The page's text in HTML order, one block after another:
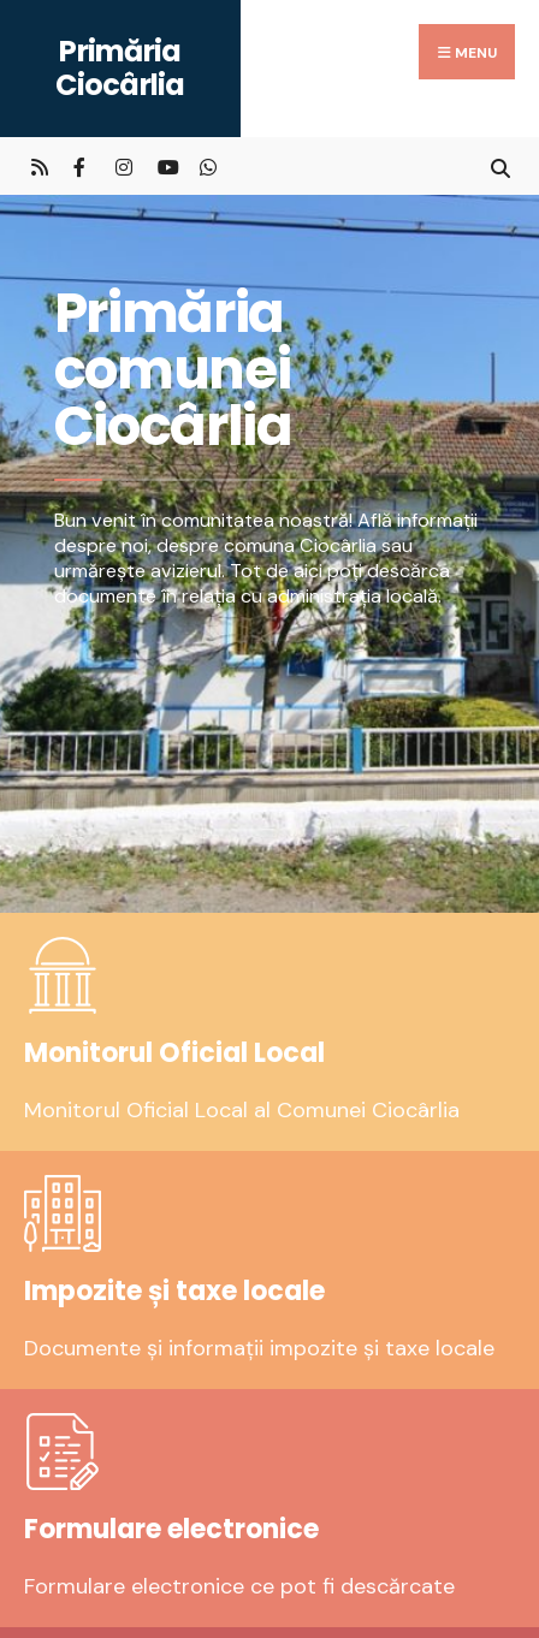
Primăria
Ciocârlia
MENU
Primăria
comunei
Ciocârlia
Bun venit în comunitatea noastră! Află informații
despre noi, despre comuna Ciocârlia sau
urmărește avizierul. Tot de aici poți descărca
documente în relația cu administrația locală.
Monitorul Oficial Local
Monitorul Oficial Local al Comunei Ciocârlia
Impozite și taxe locale
Documente și informații impozite și taxe locale
Formulare electronice
Formulare electronice ce pot fi descărcate